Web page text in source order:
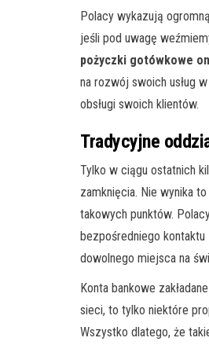
Polacy wykazują
jeśli pod uwagę
pożyczki gotówkowe
na rozwój swoich usług
obsługi swoich klientów.
Tradycyjne
Tylko w ciągu ostatnich
zamknięcia. Nie wynika
takowych punktów.
bezpośredniego
dowolnego miejsca na
Konta bankowe
sieci, to tylko niektóre
Wszystko dlatego, że